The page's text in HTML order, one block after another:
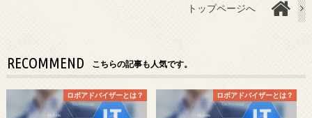
トップページへ
RECOMMEND こちらの記事も人気です。
ロボアドバイザーとは？ ロボアドバイザーとは？